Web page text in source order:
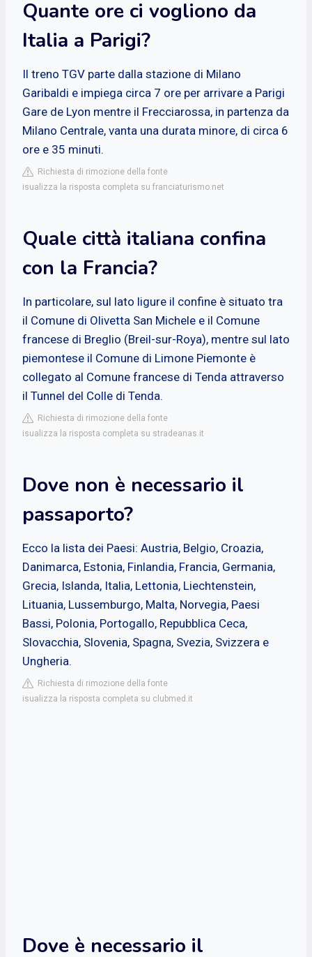
Quante ore ci vogliono da
Italia a Parigi?
Il treno TGV parte dalla stazione di Milano
Garibaldi e impiega circa 7 ore per arrivare a Parigi
Gare de Lyon mentre il Frecciarossa, in partenza da
Milano Centrale, vanta una durata minore, di circa 6
ore e 35 minuti.
Richiesta di rimozione della fonte
isualizza la risposta completa su franciaturismo.net
Quale città italiana confina
con la Francia?
In particolare, sul lato ligure il confine è situato tra
il Comune di Olivetta San Michele e il Comune
francese di Breglio (Breil-sur-Roya), mentre sul lato
piemontese il Comune di Limone Piemonte è
collegato al Comune francese di Tenda attraverso
il Tunnel del Colle di Tenda.
Richiesta di rimozione della fonte
isualizza la risposta completa su stradeanas.it
Dove non è necessario il
passaporto?
Ecco la lista dei Paesi: Austria, Belgio, Croazia,
Danimarca, Estonia, Finlandia, Francia, Germania,
Grecia, Islanda, Italia, Lettonia, Liechtenstein,
Lituania, Lussemburgo, Malta, Norvegia, Paesi
Bassi, Polonia, Portogallo, Repubblica Ceca,
Slovacchia, Slovenia, Spagna, Svezia, Svizzera e
Ungheria.
Richiesta di rimozione della fonte
isualizza la risposta completa su clubmed.it
Dove è necessario il